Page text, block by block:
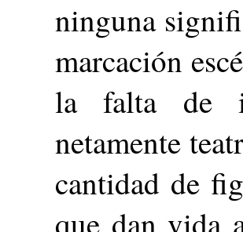
ninguna
marcación
la falta de
netamente
cantidad de
que dan vida